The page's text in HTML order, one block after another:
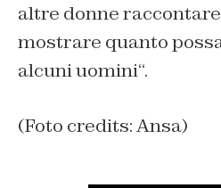
altre donne
mostrare quanto
alcuni uomini“.
(Foto credits: Ansa)